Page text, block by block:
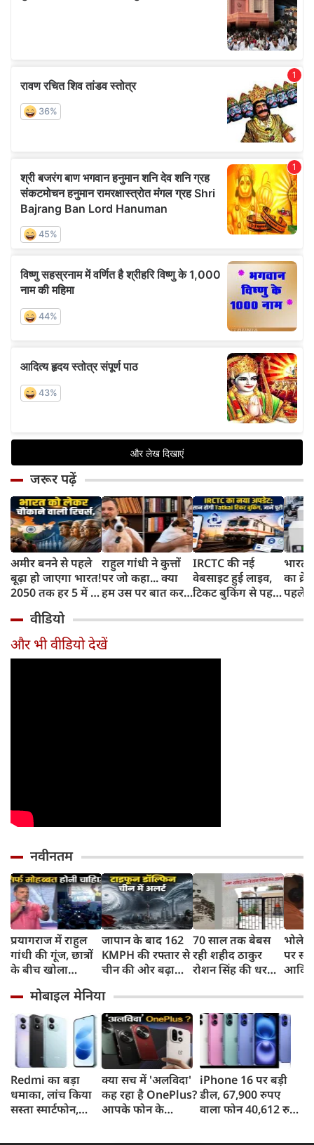
जरूर पढ़ें
अमीर बनने से पहले
बूढ़ा हो जाएगा भारत!
2050 तक हर 5 में 1
साल से ज्यादा उम्र का
राहुल गांधी ने कुत्तों
पर जो कहा... क्या
हम उस पर बात कर
IRCTC की नई
वेबसाइट हुई लाइव,
टिकट बुकिंग से पहले
काम, जानें पूरा
भारत
का
पहले
और
वीडियो
और भी वीडियो देखें
नवीनतम
प्रयागराज में राहुल
गांधी की गूंज, छात्रों
के बीच खोला
दरवाजों' का सच
जापान के बाद 162
KMPH की रफ्तार से
चीन की ओर बढ़ा
में अलर्ट, बंदरगाह,
स्कूल बंद, उड़ानें रद्द
70 साल तक बेबस
रही शहीद ठाकुर
रोशन सिंह की धरती,
मिटा दिया तीन
पीढ़ियों का दर्द
पर
मोबाइल मेनिया
Redmi का बड़ा
धमाका, लांच किया
सस्ता स्मार्टफोन,
क्या सच में 'अलविदा'
कह रहा है OnePlus?
आपके फोन के
iPhone 16 पर बड़ी
डील, 67,900 रुपए
वाला फोन 40,612 रुपए